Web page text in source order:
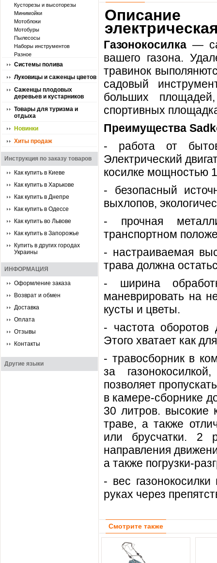
Кусторезы и высоторезы
Минимойки
Мотоблоки
Мотобуры
Пылесосы
Наборы инструментов
Разное
Системы полива
Луковицы и саженцы цветов
Саженцы плодовых
деревьев и кустарников
Товары для туризма и
отдыха
Новинки
Хиты продаж
Инструкция по заказу товаров
Как купить в Киеве
Как купить в Харькове
Как купить в Днепре
Как купить в Одессе
Как купить во Львове
Как купить в Запорожье
Купить в других городах
Украины
ИНФОРМАЦИЯ
Оформление заказа
Возврат и обмен
Доставка
Оплата
Отзывы
Контакты
Другие языки
Описание
Газонокосилка —
вашего газона.
травинок
садовый
больших
спортивных
Преимущества
- работа от
Электрический
косилке мощностью
- безопасный
выхлопов,
- прочная
транспортном
- настраиваемая
трава должна
- ширина
маневрировать на
кусты и цветы.
- частота оборотов
Этого хватает как
- травосборник в
за
позволяет
в камере-сборнике
30 литров. высокие
траве, а также
или брусчатки. 2
направления
а также погрузки-
- вес
руках через
Смотрите также